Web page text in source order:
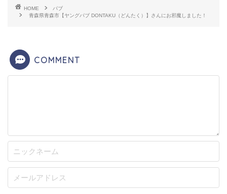
HOME
パブ
青森県青森市【ヤングパブ DONTAKU（どんたく）】さんにお邪魔しました！
COMMENT